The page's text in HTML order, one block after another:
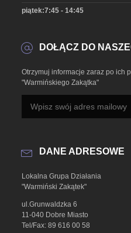
piątek:7:45 - 14:45
DOŁĄCZ DO
Otrzymuj informacje zaraz po ich
"Warmińskiego Zakątka"
DANE ADRESOWE
Lokalna Grupa Działania
"Warmiński Zakątek"
ul.Grunwaldzka 6
11-040 Dobre Miasto
Tel/Fax: 89 616 00 58